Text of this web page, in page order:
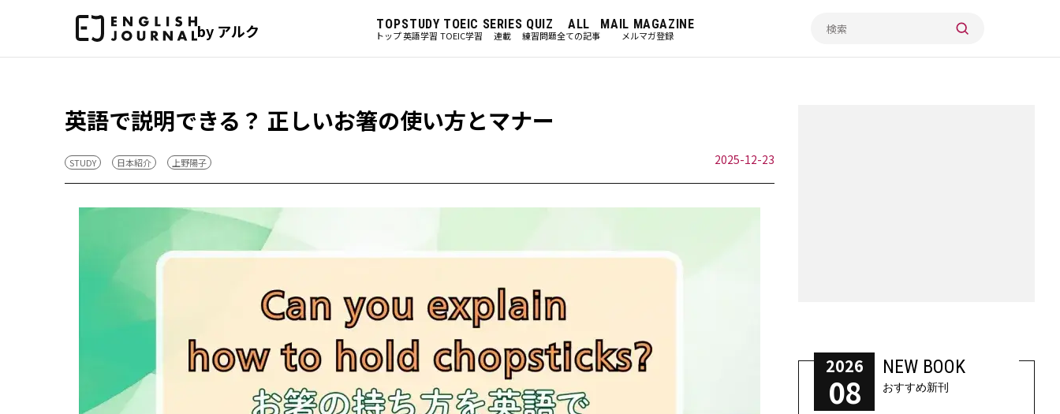
by アルク TOP
トップ
STUDY
英語学習
TOEIC
TOEIC学習
SERIES
連載
QUIZ
練習問題
ALL
全ての記事
MAIL MAGAZINE
メルマガ登録
英語で説明できる？ 正しいお箸の使い方とマナー
STUDY 日本紹介 上野陽子 2025-12-23
2026
08
NEW BOOK
おすすめ新刊